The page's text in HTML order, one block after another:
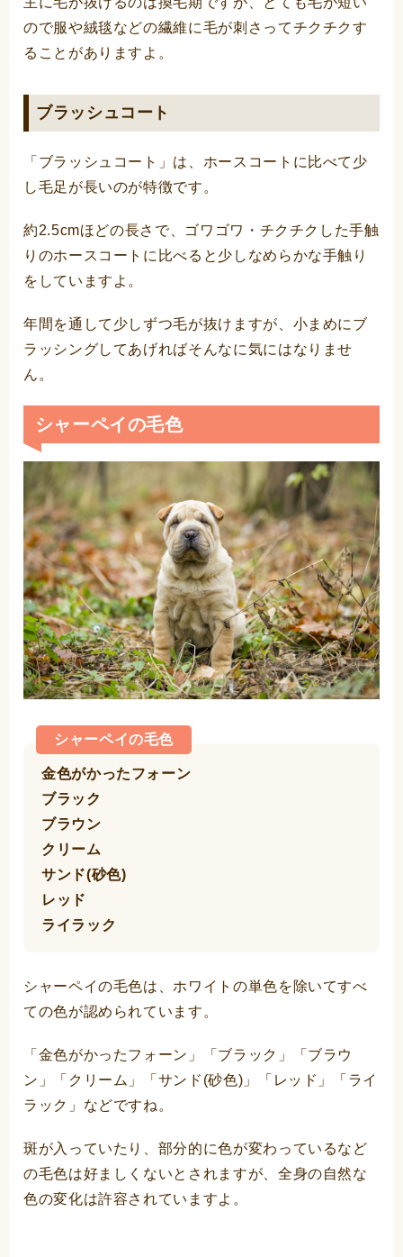
ので服や絨毯などの繊維に毛が刺さってチクチクす
ることがありますよ。
ブラッシュコート
「ブラッシュコート」は、ホースコートに比べて少
し毛足が長いのが特徴です。
約2.5cmほどの長さで、ゴワゴワ・チクチクした手触
りのホースコートに比べると少しなめらかな手触り
をしていますよ。
年間を通して少しずつ毛が抜けますが、小まめにブ
ラッシングしてあげればそんなに気にはなりませ
ん。
シャーペイの毛色
シャーペイの毛色
金色がかったフォーン
ブラック
ブラウン
クリーム
サンド(砂色)
レッド
ライラック
シャーペイの毛色は、ホワイトの単色を除いてすべ
ての色が認められています。
「金色がかったフォーン」「ブラック」「ブラウ
ン」「クリーム」「サンド(砂色)」「レッド」「ライ
ラック」などですね。
斑が入っていたり、部分的に色が変わっているなど
の毛色は好ましくないとされますが、全身の自然な
色の変化は許容されていますよ。